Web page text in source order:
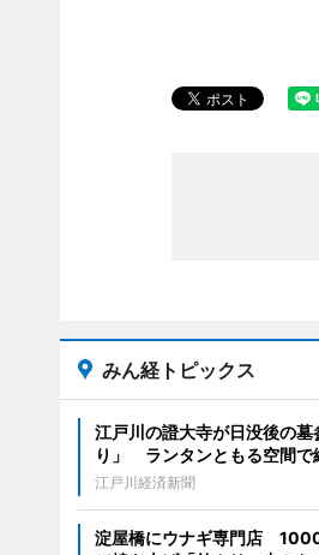
みん経トピックス
江戸川の證大寺が日没後の墓
り」 ランタンともる空間で
江戸川経済新聞
淀屋橋にウナギ専門店